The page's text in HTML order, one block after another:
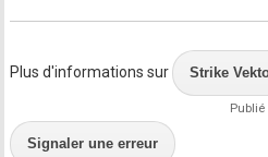
Plus d'informations sur Strike
Publié
Signaler une erreur